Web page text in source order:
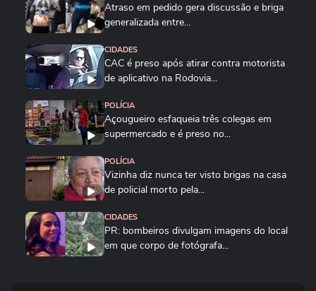
Atraso em pedido gera discussão e briga
generalizada entre...
CIDADES
CAC é preso após atirar contra motorista
de aplicativo na Rodovia...
POLÍCIA
Açougueiro esfaqueia três colegas em
supermercado e é preso no...
POLÍCIA
Vizinha diz nunca ter visto brigas na casa
de policial morto pela...
CIDADES
PR: bombeiros divulgam imagens do local
em que corpo de fotógrafa...